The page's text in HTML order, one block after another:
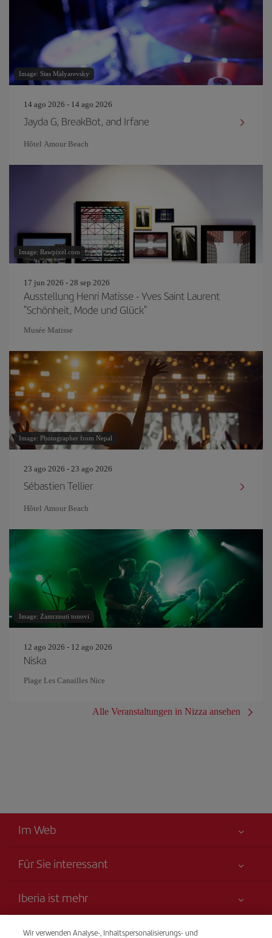
Image: Stas Malyarevsky
14 ago 2026 - 14 ago 2026
Jayda G, BreakBot, and Irfane
Hôtel Amour Beach
Image: Rawpixel.com
17 jun 2026 - 28 sep 2026
Ausstellung Henri Matisse - Yves Saint Laurent
"Schönheit, Mode und Glück"
Musée Matisse
Image: Photographer from Nepal
23 ago 2026 - 23 ago 2026
Sébastien Tellier
Hôtel Amour Beach
Image: Zamrznuti tonovi
12 ago 2026 - 12 ago 2026
Niska
Plage Les Canailles Nice
Alle Veranstaltungen in Nizza ansehen
Im Web
Für Sie interessant
Erklärung zur Barrierefreiheit
Iberia ist mehr
Transparenz
Wir verwenden Analyse-, Inhaltspersonalisierungs- und